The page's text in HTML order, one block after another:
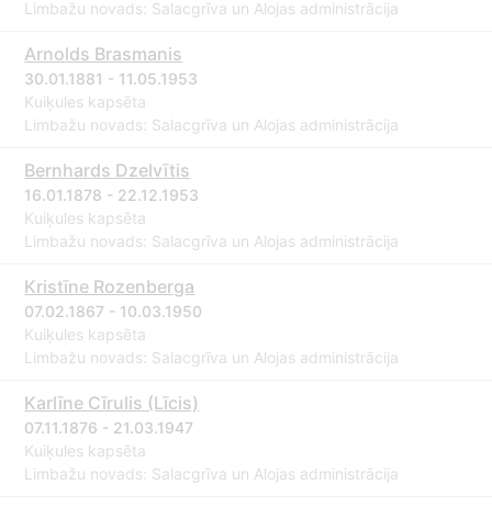
Limbažu novads: Salacgrīva un Alojas administrācija
Arnolds Brasmanis
30.01.1881 - 11.05.1953
Kuiķules kapsēta
Limbažu novads: Salacgrīva un Alojas administrācija
Bernhards Dzelvītis
16.01.1878 - 22.12.1953
Kuiķules kapsēta
Limbažu novads: Salacgrīva un Alojas administrācija
Kristīne Rozenberga
07.02.1867 - 10.03.1950
Kuiķules kapsēta
Limbažu novads: Salacgrīva un Alojas administrācija
Karlīne Cīrulis (Līcis)
07.11.1876 - 21.03.1947
Kuiķules kapsēta
Limbažu novads: Salacgrīva un Alojas administrācija